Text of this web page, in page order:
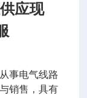
应现
事电气线路
销售，具有